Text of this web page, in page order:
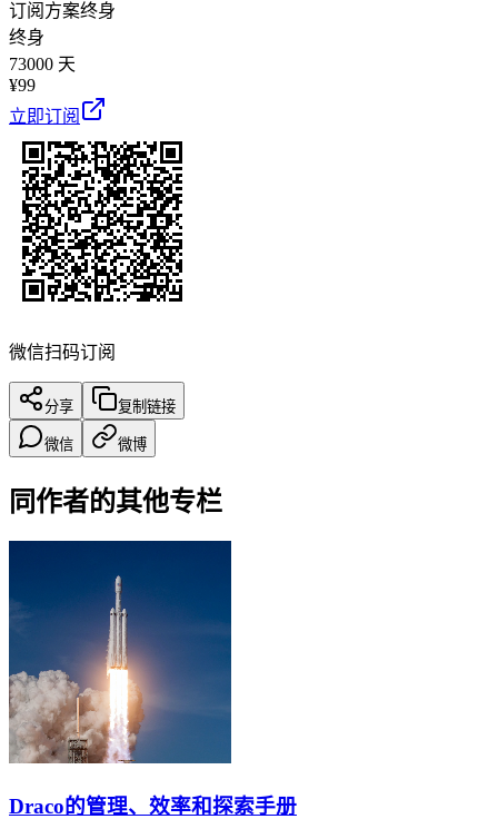
订阅方案终身
终身
73000 天
¥99
立即订阅
微信扫码订阅
分享 复制链接
微信 微博
同作者的其他专栏
Draco的管理、效率和探索手册